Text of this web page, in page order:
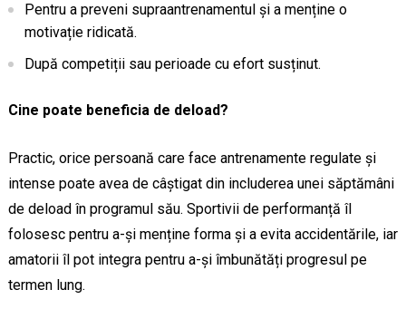
Pentru a preveni supraantrenamentul și a menține o
motivație ridicată.
După competiții sau perioade cu efort susținut.
Cine poate beneficia de deload?
Practic, orice persoană care face antrenamente regulate și
intense poate avea de câștigat din includerea unei săptămâni
de deload în programul său. Sportivii de performanță îl
folosesc pentru a-și menține forma și a evita accidentările, iar
amatorii îl pot integra pentru a-și îmbunătăți progresul pe
termen lung.